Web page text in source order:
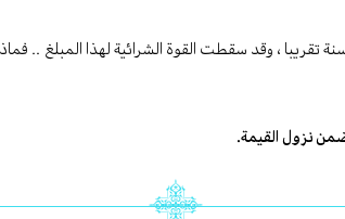
ليرة لبنانية منذ سنة تقريبا ، وقد سقطت القوة الشرائية لهذا
نزول القيمة.